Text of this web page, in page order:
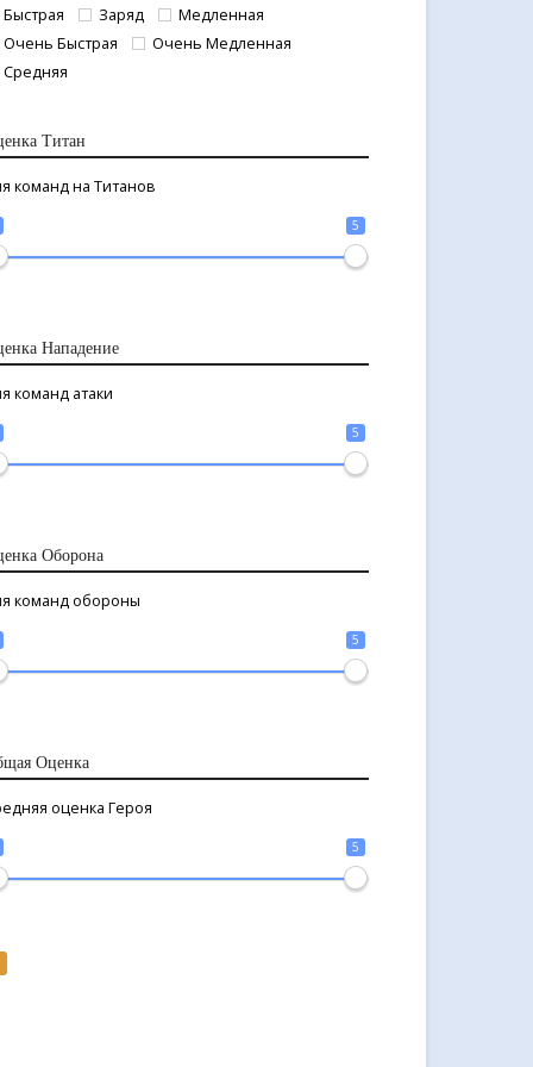
Быстрая Заряд
Медленная
Очень Быстрая
Очень Медленная
Средняя
Титан
команд на Титанов
5
Нападение
команд атаки
5
Оборона
команд обороны
5
Оценка
оценка Героя
5